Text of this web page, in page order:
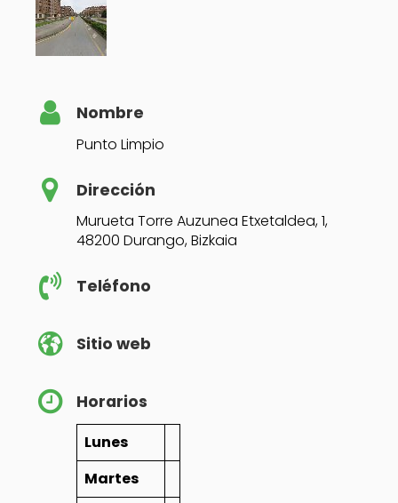
Nombre
Punto Limpio
Dirección
Murueta Torre Auzunea Etxetaldea, 1,
48200 Durango, Bizkaia
Teléfono
Sitio web
Horarios
Lunes
Martes